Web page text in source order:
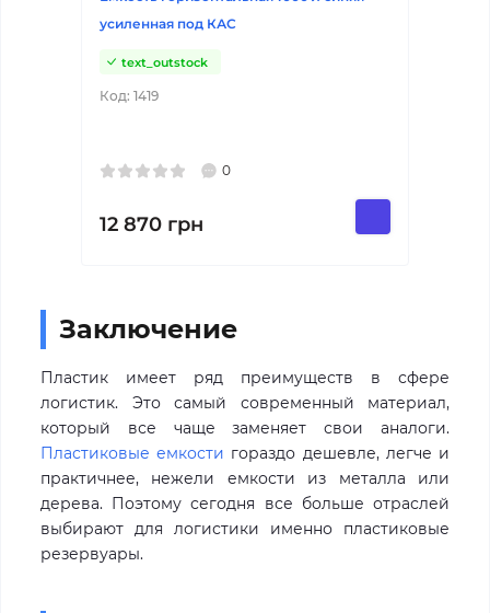
усиленная под КАС
Код: 1419
text_outstock
0
12 870 грн
Заключение
Пластик имеет ряд преимуществ в сфере
логистик. Это самый современный материал,
который все чаще заменяет свои аналоги.
Пластиковые емкости гораздо дешевле, легче и
практичнее, нежели емкости из металла или
дерева. Поэтому сегодня все больше отраслей
выбирают для логистики именно пластиковые
резервуары.